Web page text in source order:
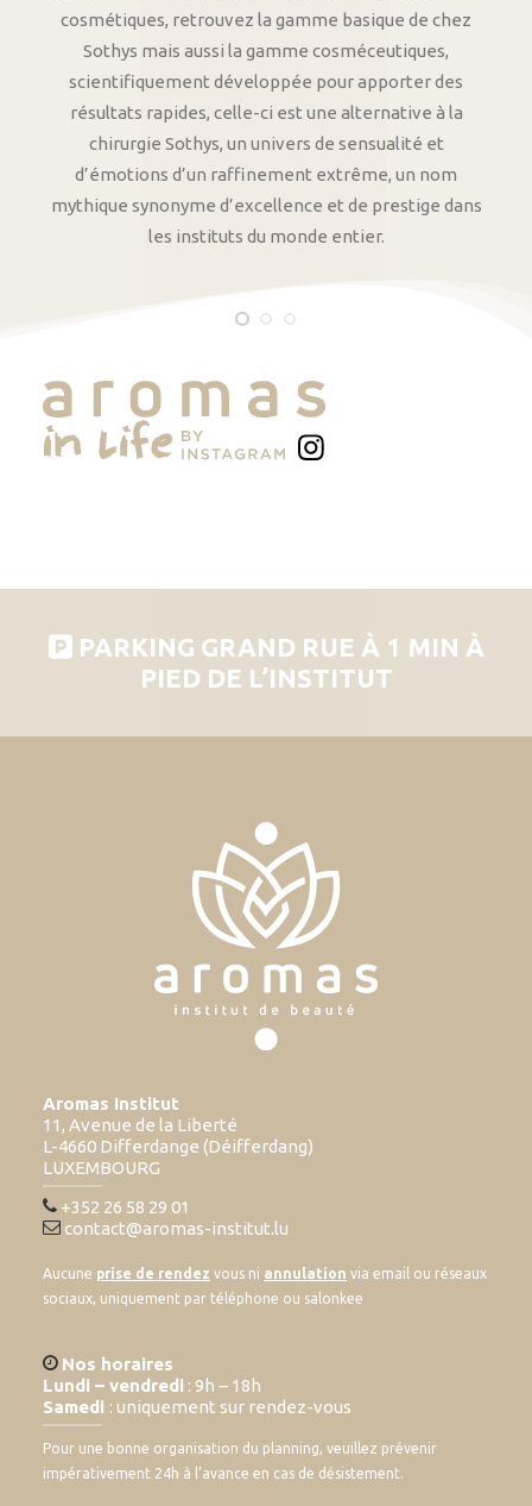
cosmétiques, retrouvez la gamme basique de chez
Sothys mais aussi la gamme cosméceutiques,
scientifiquement développée pour apporter des
résultats rapides, celle-ci est une alternative à la
chirurgie Sothys, un univers de sensualité et
d’émotions d’un raffinement extrême, un nom
mythique synonyme d’excellence et de prestige dans
les instituts du monde entier.
PARKING GRAND RUE À 1 MIN À
PIED DE L’INSTITUT
Aromas Institut
11, Avenue de la Liberté
L-4660 Differdange (Déifferdang)
LUXEMBOURG
+352 26 58 29 01
contact@aromas-institut.lu
Aucune prise de rendez vous ni annulation via email ou réseaux
sociaux, uniquement par téléphone ou salonkee
Nos horaires
Lundi – vendredi : 9h – 18h
Samedi : uniquement sur rendez-vous
Pour une bonne organisation du planning, veuillez prévenir
impérativement 24h à l’avance en cas de désistement.